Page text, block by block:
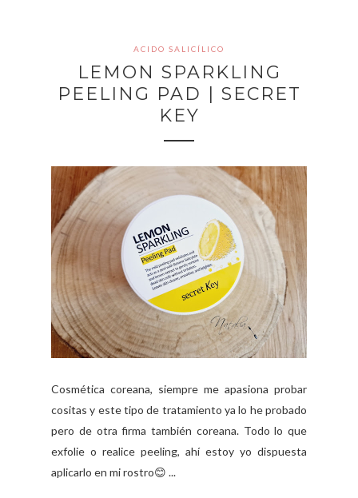
ACIDO SALICÍLICO
LEMON SPARKLING
PEELING PAD | SECRET
KEY
Cosmética coreana, siempre me apasiona probar
cositas y este tipo de tratamiento ya lo he probado
pero de otra firma también coreana. Todo lo que
exfolie o realice peeling, ahí estoy yo dispuesta
aplicarlo en mi rostro😊 ...